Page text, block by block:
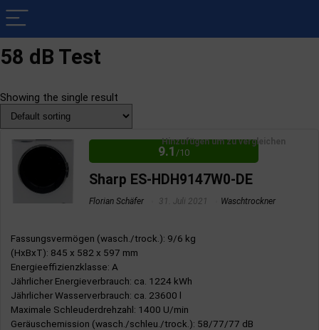
58 dB Test
Showing the single result
Hinzufügen um zu vergleichen
9.1 /10
Sharp ES-HDH9147W0-DE
Florian Schäfer 31. Juli 2021 Waschtrockner
Fassungsvermögen (wasch./trock.): 9/6 kg
(HxBxT): 845 x 582 x 597 mm
Energieeffizienzklasse: A
Jährlicher Energieverbrauch: ca. 1224 kWh
Jährlicher Wasserverbrauch: ca. 23600 l
Maximale Schleuderdrehzahl: 1400 U/min
Geräuschemission (wasch./schleu./trock.): 58/77/77 dB